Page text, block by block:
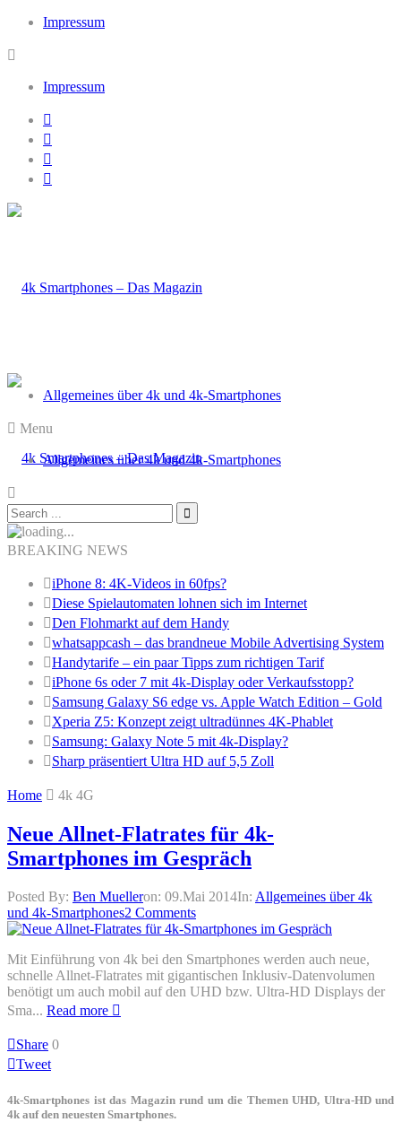
Impressum
Impressum
Allgemeines über 4k und 4k-Smartphones
Menu
Allgemeines über 4k und 4k-Smartphones
BREAKING NEWS
iPhone 8: 4K-Videos in 60fps?
Diese Spielautomaten lohnen sich im Internet
Den Flohmarkt auf dem Handy
whatsappcash – das brandneue Mobile Advertising System
Handytarife – ein paar Tipps zum richtigen Tarif
iPhone 6s oder 7 mit 4k-Display oder Verkaufsstopp?
Samsung Galaxy S6 edge vs. Apple Watch Edition – Gold
Xperia Z5: Konzept zeigt ultradünnes 4K-Phablet
Samsung: Galaxy Note 5 mit 4k-Display?
Sharp präsentiert Ultra HD auf 5,5 Zoll
Home 4k 4G
Neue Allnet-Flatrates für 4k-
Smartphones im Gespräch
Posted By: Ben Muelleron: 09.Mai 2014In: Allgemeines über 4k
und 4k-Smartphones2 Comments
Mit Einführung von 4k bei den Smartphones werden auch neue,
schnelle Allnet-Flatrates mit gigantischen Inklusiv-Datenvolumen
benötigt um auch mobil auf den UHD bzw. Ultra-HD Displays der
Sma... Read more
Share 0
Tweet
4k-Smartphones ist das Magazin rund um die Themen UHD, Ultra-HD und
4k auf den neuesten Smartphones.